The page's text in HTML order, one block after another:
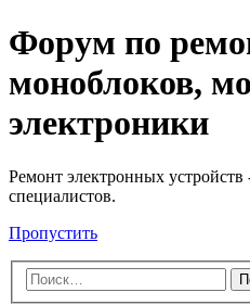
Регистрация
Форум по
моноблоков,
электроники
Ремонт электронных
специалистов.
Пропустить